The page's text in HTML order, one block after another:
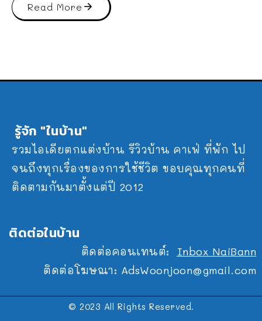
Read More
รู้จัก "ในบ้าน"
รวมไอเดียตกแต่งบ้าน รีวิวบ้าน คาเฟ่ ที่พัก ไป
จนถึงทุกเรื่องของการใช้ชีวิต ขอบคุณทุกคนที่
ติดตามกันมาตั้งแต่ปี 2012
ติดต่อในบ้าน
ติดต่อคอนเทนต์: Inbox NaiBann
ติดต่อโฆษณา: AdsWoonjoon@gmail.com
© 2023 All Rights Reserved.